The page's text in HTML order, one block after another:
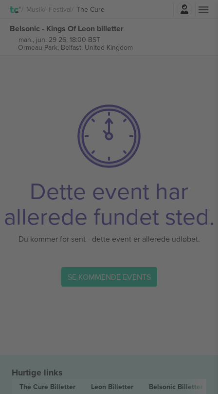
Musik Festival The Cure
Belsonic - Kings Of Leon billetter
man., jun. 29 26, 18:00 BST
Ormeau Park, Belfast, United Kingdom
Dette event har
allerede fundet sted.
Du kommer for sent - dette event er allerede udløbet.
SE KOMMENDE EVENTS
Hurtige links
The Cure Billetter Leon Billetter Belsonic Billetter